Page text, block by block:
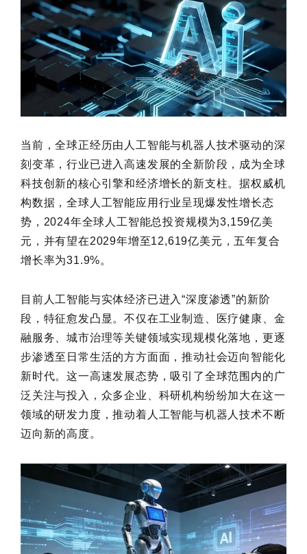
当前，全球正经历由人工智能与机器人技术驱动的深
刻变革，行业已进入高速发展的全新阶段，成为全球
科技创新的核心引擎和经济增长的新支柱。据权威机
构数据，全球人工智能应用行业呈现爆发性增长态
势，2024年全球人工智能总投资规模为3,159亿美
元，并有望在2029年增至12,619亿美元，五年复合
增长率为31.9%。
目前人工智能与实体经济已进入“深度渗透”的新阶
段，特征愈发凸显。不仅在工业制造、医疗健康、金
融服务、城市治理等关键领域实现规模化落地，更逐
步渗透至日常生活的方方面面，推动社会迈向智能化
新时代。这一高速发展态势，吸引了全球范围内的广
泛关注与投入，众多企业、科研机构纷纷加大在这一
领域的研发力度，推动着人工智能与机器人技术不断
迈向新的高度。